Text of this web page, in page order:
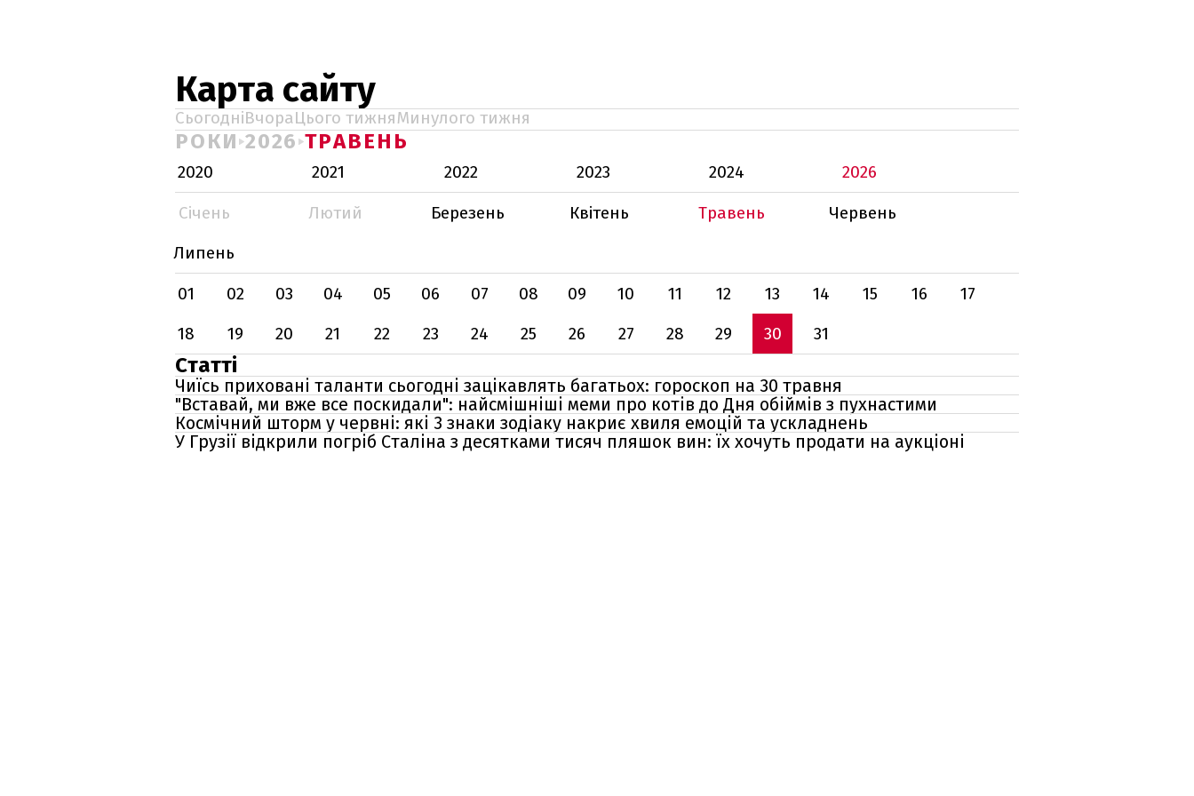
Карта сайту
СьогодніВчораЦього тижняМинулого тижня
РОКИ 2026 ТРАВЕНЬ
2020 2021 2022 2023 2024
2026
Січень
Лютий Березень Квітень Травень
Червень
Липень
01
02 03 04 05 06 07 08 09 10 11 12 13 14 15 16
17
18
19 20 21 22 23 24 25 26 27 28 29 30 31
Статті
Чиїсь приховані таланти сьогодні зацікавлять багатьох: гороскоп на 30 травня
"Вставай, ми вже все поскидали": найсмішніші меми про котів до Дня обіймів з пухнастими
Космічний шторм у червні: які 3 знаки зодіаку накриє хвиля емоцій та ускладнень
У Грузії відкрили погріб Сталіна з десятками тисяч пляшок вин: їх хочуть продати на аукціоні